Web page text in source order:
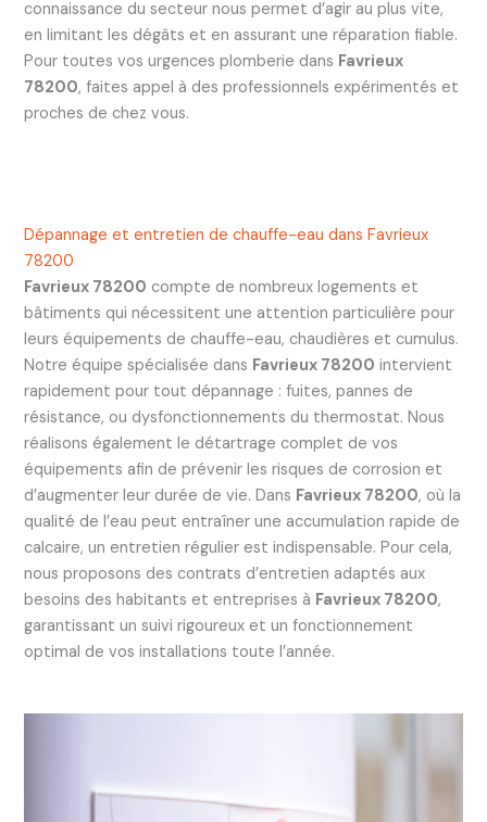
connaissance du secteur nous permet d’agir au plus vite,
en limitant les dégâts et en assurant une réparation fiable.
Pour toutes vos urgences plomberie dans Favrieux
78200, faites appel à des professionnels expérimentés et
proches de chez vous.
Dépannage et entretien de chauffe-eau dans Favrieux
78200
Favrieux 78200 compte de nombreux logements et
bâtiments qui nécessitent une attention particulière pour
leurs équipements de chauffe-eau, chaudières et cumulus.
Notre équipe spécialisée dans Favrieux 78200 intervient
rapidement pour tout dépannage : fuites, pannes de
résistance, ou dysfonctionnements du thermostat. Nous
réalisons également le détartrage complet de vos
équipements afin de prévenir les risques de corrosion et
d’augmenter leur durée de vie. Dans Favrieux 78200, où la
qualité de l’eau peut entraîner une accumulation rapide de
calcaire, un entretien régulier est indispensable. Pour cela,
nous proposons des contrats d’entretien adaptés aux
besoins des habitants et entreprises à Favrieux 78200,
garantissant un suivi rigoureux et un fonctionnement
optimal de vos installations toute l’année.